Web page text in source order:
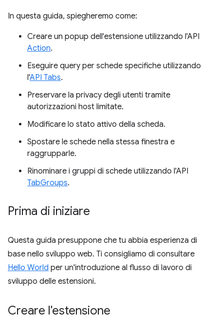
In questa guida, spiegheremo come:
Creare un popup dell'estensione utilizzando l'API
Action.
Eseguire query per schede specifiche utilizzando
l'API Tabs.
Preservare la privacy degli utenti tramite
autorizzazioni host limitate.
Modificare lo stato attivo della scheda.
Spostare le schede nella stessa finestra e
raggrupparle.
Rinominare i gruppi di schede utilizzando l'API
TabGroups.
Prima di iniziare
Questa guida presuppone che tu abbia esperienza di
base nello sviluppo web. Ti consigliamo di consultare
Hello World per un'introduzione al flusso di lavoro di
sviluppo delle estensioni.
Creare l'estensione